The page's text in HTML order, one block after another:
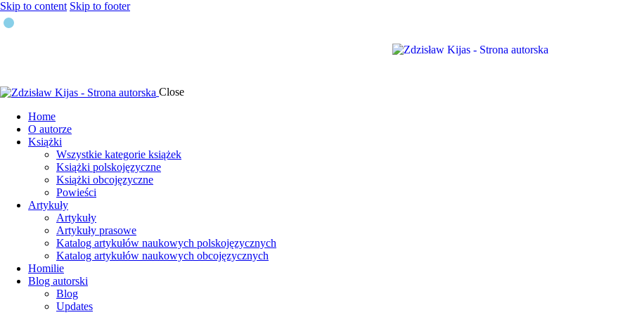
Skip to content Skip to footer
Close
Home
O autorze
Książki
Wszystkie kategorie książek
Książki polskojęzyczne
Książki obcojęzyczne
Powieści
Artykuły
Artykuły
Artykuły prasowe
Katalog artykułów naukowych polskojęzycznych
Katalog artykułów naukowych obcojęzycznych
Homilie
Blog autorski
Blog
Updates